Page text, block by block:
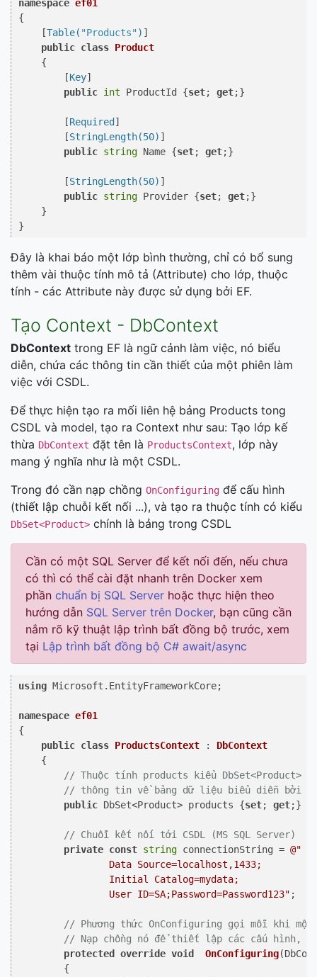
namespace ef01
{
    [
Table( "Products") ]
public class Product
    {
        [
Key]
public int ProductId {set; get;}
        [
Required ]
        [
StringLength(50) ]
public string Name {set; get;}
        [
StringLength(50) ]
public string Provider {set; get;}
    }
}
Đây là khai báo một lớp bình thường, chỉ có bổ sung
thêm vài thuộc tính mô tả (Attribute) cho lớp, thuộc
tính - các Attribute này được sử dụng bởi EF.
Tạo Context - DbContext
DbContext trong EF là ngữ cảnh làm việc, nó biểu
diễn, chứa các thông tin cần thiết của một phiên làm
việc với CSDL.
Để thực hiện tạo ra mối liên hệ bảng Products tong
CSDL và model, tạo ra Context như sau: Tạo lớp kế
thừa DbContext đặt tên là ProductsContext, lớp này
mang ý nghĩa như là một CSDL.
Trong đó cần nạp chồng OnConfiguring để cấu hình
(thiết lập chuỗi kết nối ...), và tạo ra thuộc tính có kiểu
DbSet<Product> chính là bảng trong CSDL
Cần có một SQL Server để kết nối đến, nếu chưa
có thì có thể cài đặt nhanh trên Docker xem
phần chuẩn bị SQL Server hoặc thực hiện theo
hướng dẫn SQL Server trên Docker, bạn cũng cần
nắm rõ kỹ thuật lập trình bất đồng bộ trước, xem
tại Lập trình bất đồng bộ C# await/async
using Microsoft.EntityFrameworkCore;
namespace ef01
{
public class ProductsContext : DbContext
    {
// Thuộc tính products kiểu DbSet<Product>
// thông tin về bảng dữ liệu biểu diễn bởi
public DbSet<Product> products {set; get;}
// Chuỗi kết nối tới CSDL (MS SQL Server)
private const string connectionString = @"
                Data Source=localhost,1433;
                Initial Catalog=mydata;
                User ID=SA;Password=Password123"
;
// Phương thức OnConfiguring gọi mỗi khi
// Nạp chồng nó để thiết lập các cấu hình,
protected
override void OnConfiguring(
        {